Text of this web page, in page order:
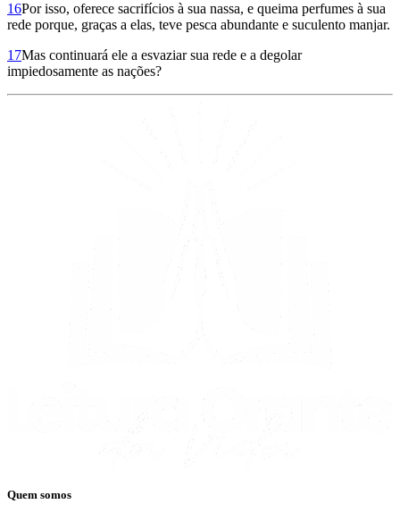
16Por isso, oferece sacrifícios à sua nassa, e queima perfumes à sua
rede porque, graças a elas, teve pesca abundante e suculento manjar.
17Mas continuará ele a esvaziar sua rede e a degolar
impiedosamente as nações?
Quem somos